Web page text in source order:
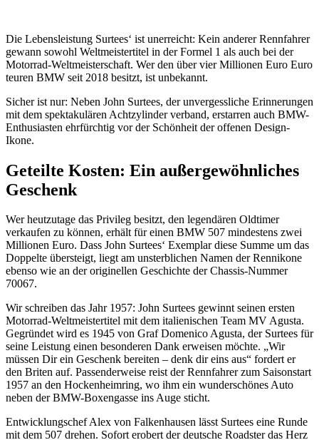
Die Lebensleistung Surtees‘ ist unerreicht: Kein anderer Rennfahrer
gewann sowohl Weltmeistertitel in der Formel 1 als auch bei der
Motorrad-Weltmeisterschaft. Wer den über vier Millionen Euro Euro
teuren BMW seit 2018 besitzt, ist unbekannt.
Sicher ist nur: Neben John Surtees, der unvergessliche Erinnerungen
mit dem spektakulären Achtzylinder verband, erstarren auch BMW-
Enthusiasten ehrfürchtig vor der Schönheit der offenen Design-
Ikone.
Geteilte Kosten: Ein außergewöhnliches
Geschenk
Wer heutzutage das Privileg besitzt, den legendären Oldtimer
verkaufen zu können, erhält für einen BMW 507 mindestens zwei
Millionen Euro. Dass John Surtees‘ Exemplar diese Summe um das
Doppelte übersteigt, liegt am unsterblichen Namen der Rennikone
ebenso wie an der originellen Geschichte der Chassis-Nummer
70067.
Wir schreiben das Jahr 1957: John Surtees gewinnt seinen ersten
Motorrad-Weltmeistertitel mit dem italienischen Team MV Agusta.
Gegründet wird es 1945 von Graf Domenico Agusta, der Surtees für
seine Leistung einen besonderen Dank erweisen möchte. „Wir
müssen Dir ein Geschenk bereiten – denk dir eins aus“ fordert er
den Briten auf. Passenderweise reist der Rennfahrer zum Saisonstart
1957 an den Hockenheimring, wo ihm ein wunderschönes Auto
neben der BMW-Boxengasse ins Auge sticht.
Entwicklungschef Alex von Falkenhausen lässt Surtees eine Runde
mit dem 507 drehen. Sofort erobert der deutsche Roadster das Herz